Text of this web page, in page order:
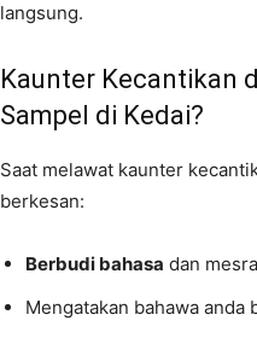
langsung.
Kaunter Kecantikan
Sampel di Kedai?
Saat melawat kaunter
berkesan:
Berbudi bahasa dan
Mengatakan bahawa